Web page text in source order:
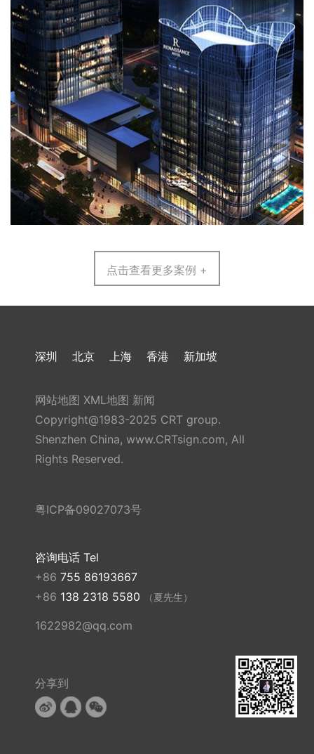
点击查看更多案例 +
深圳 北京 上海 香港 新加坡
网站地图 XML地图 新闻
Copyright@1983-2025 CRT group.
Shenzhen China, www.CRTsign.com, All
Rights Reserved.
粤ICP备09027073号
咨询电话 Tel
+86 755 86193667
+86 138 2318 5580 （夏先生）
1622982@qq.com
分享到